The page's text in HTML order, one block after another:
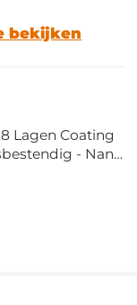
bekijken
Lagen Coating
- Nano